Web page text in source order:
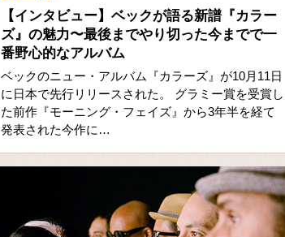
【インタビュー】ベックが語る新譜『カラー
ズ』の魅力〜最後までやり切った今までで一
番野心的なアルバム
ベックのニュー・アルバム『カラーズ』が10月11日
に日本で先行リリースされた。 グラミー賞を受賞し
た前作『モーニング・フェイズ』から3年半を経て
発表された今作に…